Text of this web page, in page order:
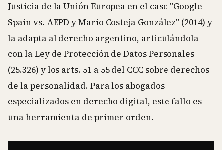
Justicia de la Unión Europea en el caso "Google
Spain vs. AEPD y Mario Costeja González" (2014) y
la adapta al derecho argentino, articulándola
con la Ley de Protección de Datos Personales
(25.326) y los arts. 51 a 55 del CCC sobre derechos
de la personalidad. Para los abogados
especializados en derecho digital, este fallo es
una herramienta de primer orden.